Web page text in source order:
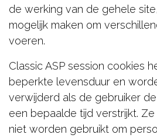
de werking van de gehele
mogelijk maken om
voeren.
Classic ASP session cookies
beperkte levensduur en
verwijderd als de gebruiker
een bepaalde tijd verstrijkt.
niet worden gebruikt om